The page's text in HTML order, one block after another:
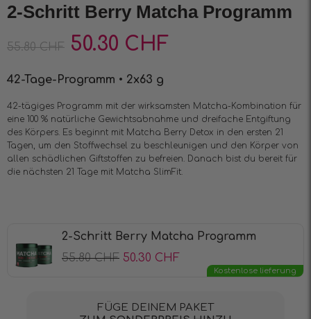
basierend
auf
2-Schritt Berry Matcha Programm
55.80CHF 50.30 CHF
42-Tage-Programm • 2х63 g
42-tägiges Programm mit der wirksamsten Matcha-Kombination für
eine 100 % natürliche Gewichtsabnahme und dreifache Entgiftung
des Körpers. Es beginnt mit Matcha Berry Detox in den ersten 21
Tagen, um den Stoffwechsel zu beschleunigen und den Körper von
allen schädlichen Giftstoffen zu befreien. Danach bist du bereit für
die nächsten 21 Tage mit Matcha SlimFit.
2-Schritt Berry Matcha Programm
55.80CHF 50.30 CHF
Kostenlose lieferung